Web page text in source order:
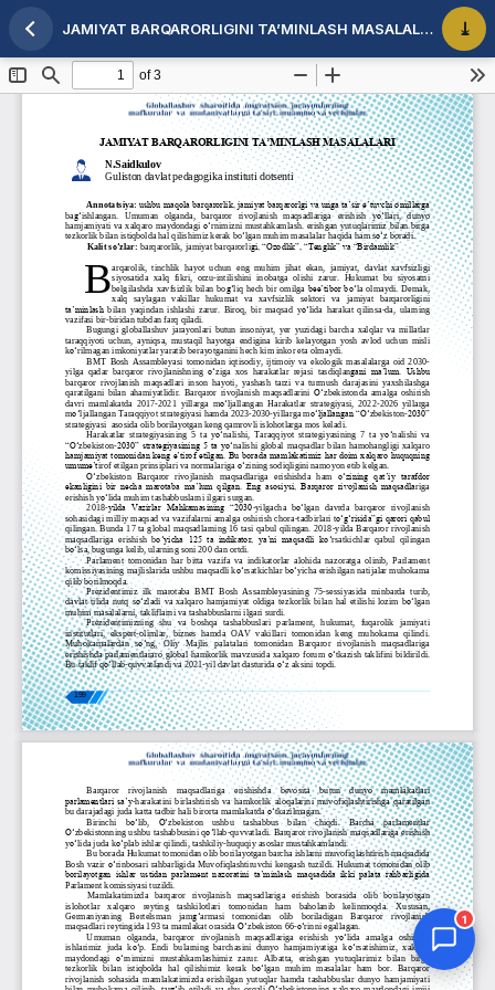
Maqola tafsilotlariga qaytish JAMIYAT BARQARORLIGINI TA’MINLASH MASALALARI
1
Jurnal Yordamchisi
Onlayn